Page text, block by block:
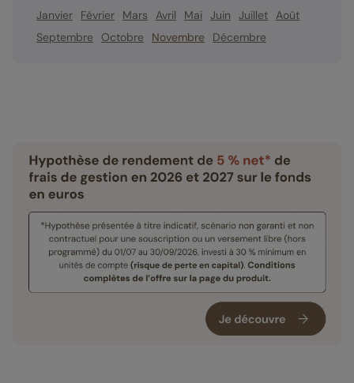
Janvier Février Mars Avril Mai Juin Juillet Août
Septembre
Octobre Novembre Décembre